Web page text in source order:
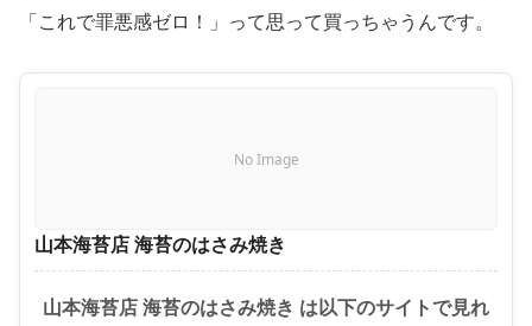
「これで罪悪感ゼロ！」って思って買っちゃうんです。
No Image
山本海苔店 海苔のはさみ焼き
山本海苔店 海苔のはさみ焼き は以下のサイトで見れ